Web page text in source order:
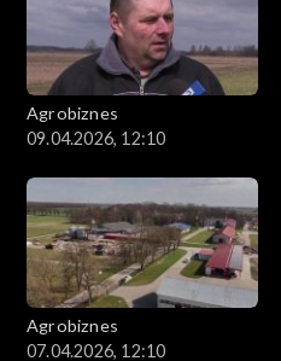
Agrobiznes
09.04.2026, 12:10
Agrobiznes
07.04.2026, 12:10